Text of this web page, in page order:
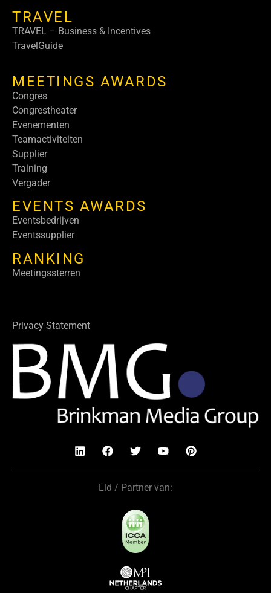
TRAVEL
TRAVEL – Business & Incentives
TravelGuide
MEETINGS AWARDS
Congres
Congrestheater
Evenementen
Teamactiviteiten
Supplier
Training
Vergader
EVENTS AWARDS
Eventsbedrijven
Eventssupplier
RANKING
Meetingssterren
Privacy Statement
Lid / Partner van: